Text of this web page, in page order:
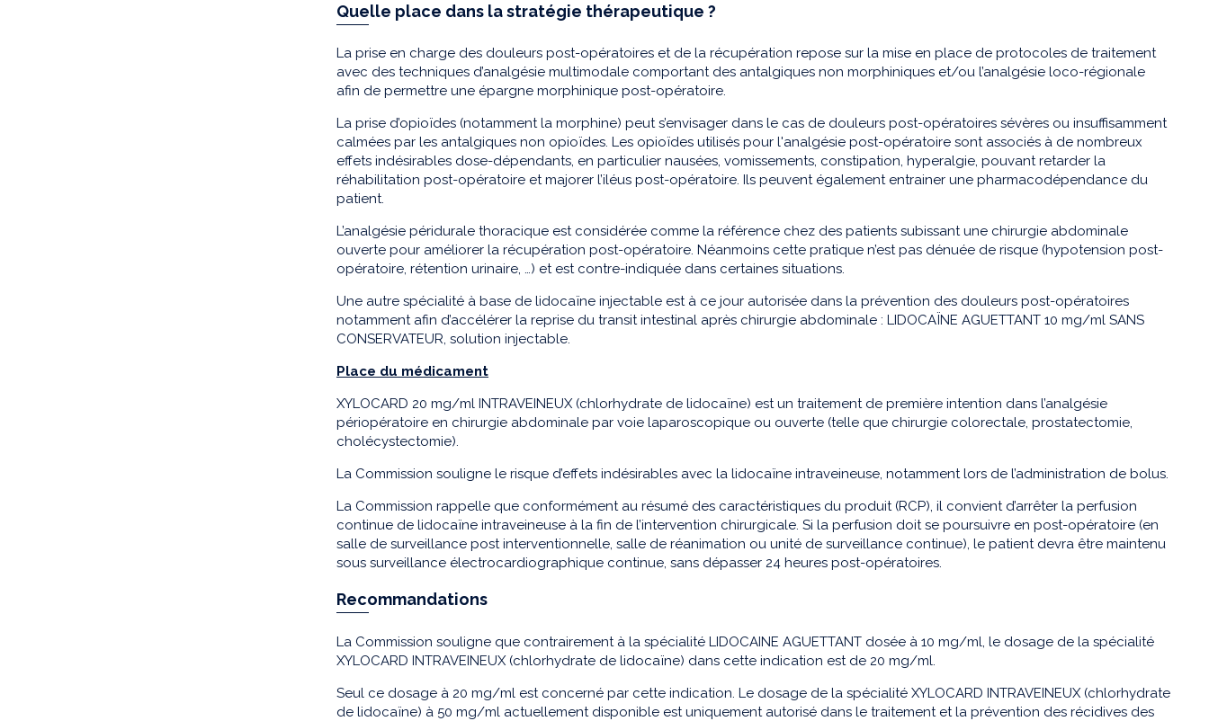
Quelle place dans la stratégie thérapeutique ?
La prise en charge des douleurs post-opératoires et de la récupération repose sur la mise en place de protocoles de traitement
avec des techniques d’analgésie multimodale comportant des antalgiques non morphiniques et/ou l’analgésie loco-régionale
afin de permettre une épargne morphinique post-opératoire.
La prise d’opioïdes (notamment la morphine) peut s’envisager dans le cas de douleurs post-opératoires sévères ou insuffisamment
calmées par les antalgiques non opioïdes. Les opioïdes utilisés pour l'analgésie post-opératoire sont associés à de nombreux
effets indésirables dose-dépendants, en particulier nausées, vomissements, constipation, hyperalgie, pouvant retarder la
réhabilitation post-opératoire et majorer l’iléus post-opératoire. Ils peuvent également entrainer une pharmacodépendance du
patient.
L’analgésie péridurale thoracique est considérée comme la référence chez des patients subissant une chirurgie abdominale
ouverte pour améliorer la récupération post-opératoire. Néanmoins cette pratique n’est pas dénuée de risque (hypotension post-
opératoire, rétention urinaire, …) et est contre-indiquée dans certaines situations.
Une autre spécialité à base de lidocaïne injectable est à ce jour autorisée dans la prévention des douleurs post-opératoires
notamment afin d’accélérer la reprise du transit intestinal après chirurgie abdominale : LIDOCAÏNE AGUETTANT 10 mg/ml SANS
CONSERVATEUR, solution injectable.
Place du médicament
XYLOCARD 20 mg/ml INTRAVEINEUX (chlorhydrate de lidocaïne) est un traitement de première intention dans l’analgésie
périopératoire en chirurgie abdominale par voie laparoscopique ou ouverte (telle que chirurgie colorectale, prostatectomie,
cholécystectomie).
La Commission souligne le risque d’effets indésirables avec la lidocaïne intraveineuse, notamment lors de l’administration de bolus.
La Commission rappelle que conformément au résumé des caractéristiques du produit (RCP), il convient d’arrêter la perfusion
continue de lidocaïne intraveineuse à la fin de l’intervention chirurgicale. Si la perfusion doit se poursuivre en post-opératoire (en
salle de surveillance post interventionnelle, salle de réanimation ou unité de surveillance continue), le patient devra être maintenu
sous surveillance électrocardiographique continue, sans dépasser 24 heures post-opératoires.
Recommandations
La Commission souligne que contrairement à la spécialité LIDOCAINE AGUETTANT dosée à 10 mg/ml, le dosage de la spécialité
XYLOCARD INTRAVEINEUX (chlorhydrate de lidocaïne) dans cette indication est de 20 mg/ml.
Seul ce dosage à 20 mg/ml est concerné par cette indication. Le dosage de la spécialité XYLOCARD INTRAVEINEUX (chlorhydrate
de lidocaïne) à 50 mg/ml actuellement disponible est uniquement autorisé dans le traitement et la prévention des récidives des